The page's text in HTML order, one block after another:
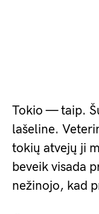
Tokio — taip.
lašeline.
tokių atvejų ji
beveik visada
nežinojo, kad